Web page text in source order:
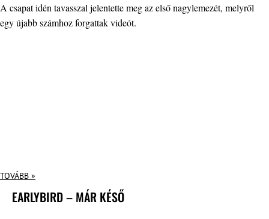
A csapat idén tavasszal jelentette meg az első nagylemezét, melyről
egy újabb számhoz forgattak videót.
TOVÁBB »
EARLYBIRD – MÁR KÉSŐ